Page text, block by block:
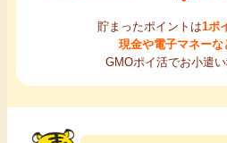
貯まったポイントは1ポ
現金や電子マネーな
GMOポイ活でお小遣い